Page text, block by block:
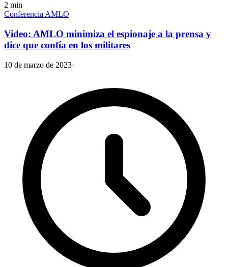
2 min
Conferencia AMLO
Video: AMLO minimiza el espionaje a la prensa y
dice que confía en los militares
10 de marzo de 2023·